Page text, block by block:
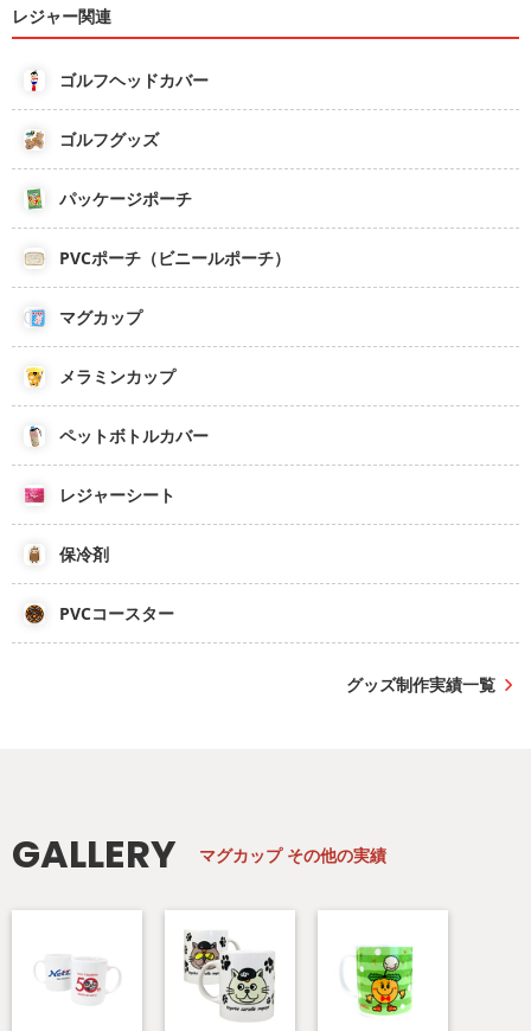
レジャー関連
ゴルフヘッドカバー
ゴルフグッズ
パッケージポーチ
PVCポーチ（ビニールポーチ）
マグカップ
メラミンカップ
ペットボトルカバー
レジャーシート
保冷剤
PVCコースター
グッズ制作実績一覧
GALLERY マグカップ その他の実績